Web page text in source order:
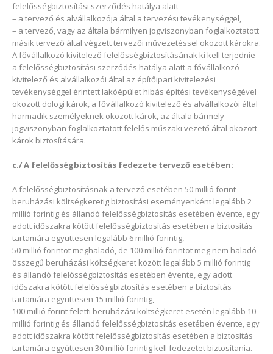
felelősségbiztosítási szerződés hatálya alatt
– a tervező és alvállalkozója által a tervezési tevékenységgel,
– a tervező, vagy az általa bármilyen jogviszonyban foglalkoztatott
másik tervező által végzett tervezői művezetéssel okozott károkra.
A fővállalkozó kivitelező felelősségbiztosításának ki kell terjednie
a felelősségbiztosítási szerződés hatálya alatt a fővállalkozó
kivitelező és alvállalkozói által az építőipari kivitelezési
tevékenységgel érintett lakóépület hibás építési tevékenységével
okozott dologi károk, a fővállalkozó kivitelező és alvállalkozói által
harmadik személyeknek okozott károk, az általa bármely
jogviszonyban foglalkoztatott felelős műszaki vezető által okozott
károk biztosítására.
c./ A felelősségbiztosítás fedezete tervező esetében:
A felelősségbiztosításnak a tervező esetében 50 millió forint
beruházási költségkeretig biztosítási eseményenként legalább 2
millió forintig és állandó felelősségbiztosítás esetében évente, egy
adott időszakra kötött felelősségbiztosítás esetében a biztosítás
tartamára együttesen legalább 6 millió forintig,
50 millió forintot meghaladó, de 100 millió forintot meg nem haladó
összegű beruházási költségkeret között legalább 5 millió forintig
és állandó felelősségbiztosítás esetében évente, egy adott
időszakra kötött felelősségbiztosítás esetében a biztosítás
tartamára együttesen 15 millió forintig,
100 millió forint feletti beruházási költségkeret esetén legalább 10
millió forintig és állandó felelősségbiztosítás esetében évente, egy
adott időszakra kötött felelősségbiztosítás esetében a biztosítás
tartamára együttesen 30 millió forintig kell fedezetet biztosítania.